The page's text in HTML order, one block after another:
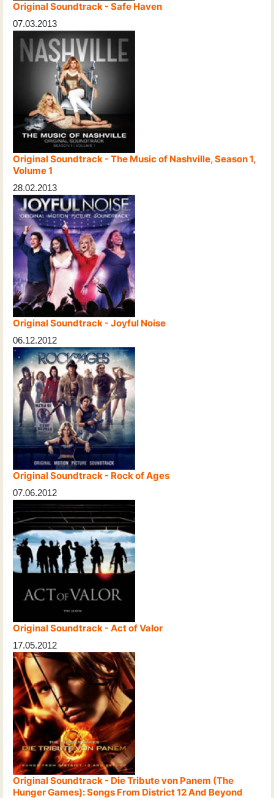
Original Soundtrack - Safe Haven
07.03.2013
Original Soundtrack - The Music of Nashville, Season 1,
Volume 1
28.02.2013
Original Soundtrack - Joyful Noise
06.12.2012
Original Soundtrack - Rock of Ages
07.06.2012
Original Soundtrack - Act of Valor
17.05.2012
Original Soundtrack - Die Tribute von Panem (The
Hunger Games): Songs From District 12 And Beyond